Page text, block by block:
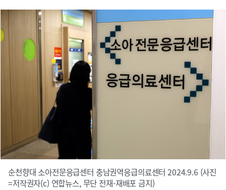
순천향대 소아전문응급센터 충남권역응급의료센터 2024.9.6 (사진
=저작권자(c) 연합뉴스, 무단 전재-재배포 금지)